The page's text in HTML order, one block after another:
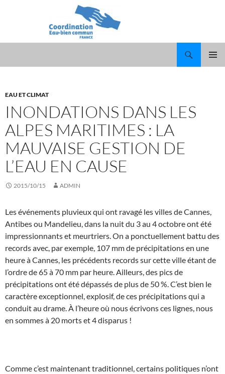
EAU ET CLIMAT
INONDATIONS DANS LES
ALPES MARITIMES : LA
MAUVAISE GESTION DE
L’EAU EN CAUSE
2015/10/15 ADMIN
Les événements pluvieux qui ont ravagé les villes de Cannes,
Antibes ou Mandelieu, dans la nuit du 3 au 4 octobre ont été
impressionnants et meurtriers. On a ponctuellement battu des
records avec, par exemple, 107 mm de précipitations en une
heure à Cannes, les précédents records sur cette ville étant de
l’ordre de 65 à 70 mm par heure. Ailleurs, des pics de
précipitations ont été dépassés de plus de 50 %. C’est bien le
caractère exceptionnel, explosif, de ces précipitations qui a
conduit au drame. À l’heure où nous écrivons ces lignes, nous
en sommes à 20 morts et 4 disparus !
Comme c’est maintenant traditionnel, certains politiques n’ont